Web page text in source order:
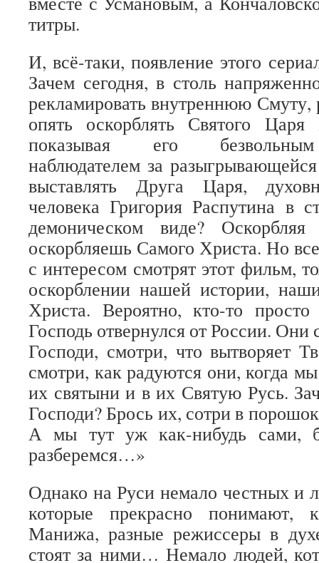
титры.
И, всё-таки, появление этого
Зачем сегодня, в столь
рекламировать внутреннюю
опять оскорблять Святого
показывая его
наблюдателем за
выставлять Друга Царя,
человека Григория Распутина в
демоническом виде?
оскорбляешь Самого Христа. Но
с интересом смотрят этот фильм,
оскорблении нашей истории,
Христа. Вероятно, кто-то
Господь отвернулся от России. Они
Господи, смотри, что вытворяет
смотри, как радуются они, когда
их святыни и в их Святую Русь.
Господи? Брось их, сотри в
А мы тут уж как-нибудь сами,
разберемся…»
Однако на Руси немало честных и
которые прекрасно понимают,
Манижа, разные режиссеры в
стоят за ними… Немало людей,